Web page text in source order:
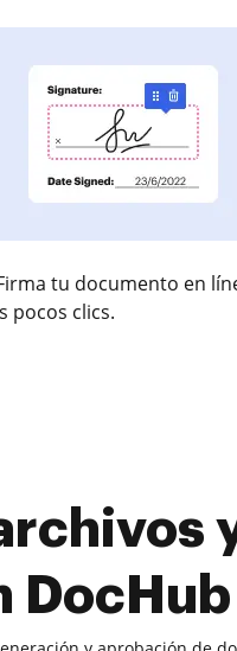
tu documento en
pocos clics.
DocHub